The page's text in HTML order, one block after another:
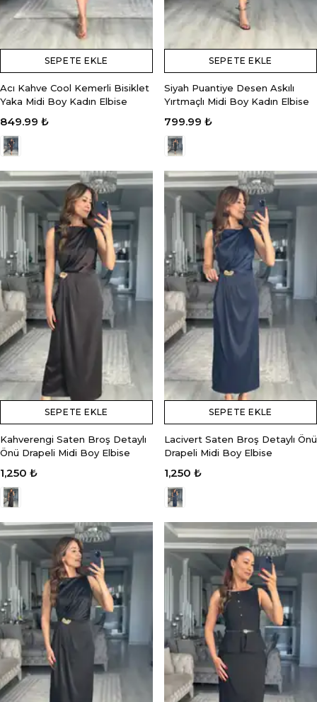
SEPETE EKLE
Acı Kahve Cool Kemerli Bisiklet
Yaka Midi Boy Kadın Elbise
849.99 ₺
SEPETE EKLE
Siyah Puantiye Desen Askılı
Yırtmaçlı Midi Boy Kadın Elbise
799.99 ₺
SEPETE EKLE
Kahverengi Saten Broş Detaylı
Önü Drapeli Midi Boy Elbise
1,250 ₺
SEPETE EKLE
Lacivert Saten Broş Detaylı Önü
Drapeli Midi Boy Elbise
1,250 ₺